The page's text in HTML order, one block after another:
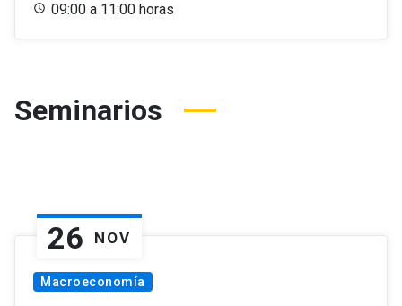
09:00 a 11:00 horas
Seminarios
26 NOV
Macroeconomía